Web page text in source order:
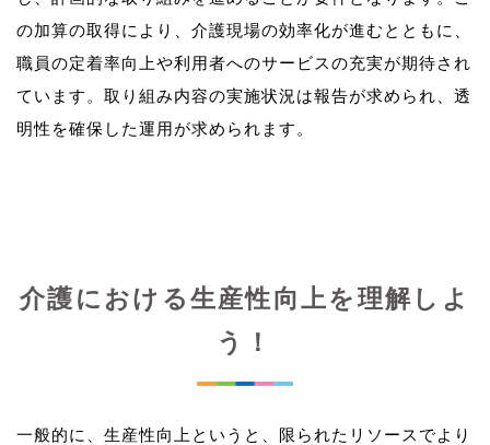
の加算の取得により、介護現場の効率化が進むとともに、
職員の定着率向上や利用者へのサービスの充実が期待され
ています。取り組み内容の実施状況は報告が求められ、透
介護における生産性向上を理解しよ
う！
一般的に、生産性向上というと、限られたリソースでより